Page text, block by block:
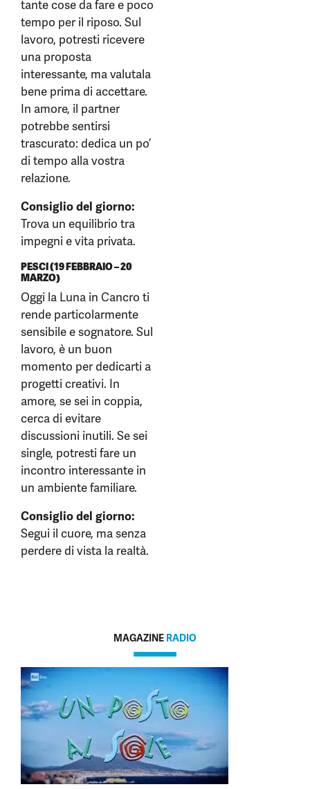
tante cose da fare e poco
tempo per il riposo. Sul
lavoro, potresti ricevere
una proposta
interessante, ma valutala
bene prima di accettare.
In amore, il partner
potrebbe sentirsi
trascurato: dedica un po’
di tempo alla vostra
relazione.
Consiglio del giorno:
Trova un equilibrio tra
impegni e vita privata.
PESCI (19 FEBBRAIO – 20
MARZO)
Oggi la Luna in Cancro ti
rende particolarmente
sensibile e sognatore. Sul
lavoro, è un buon
momento per dedicarti a
progetti creativi. In
amore, se sei in coppia,
cerca di evitare
discussioni inutili. Se sei
single, potresti fare un
incontro interessante in
un ambiente familiare.
Consiglio del giorno:
Segui il cuore, ma senza
perdere di vista la realtà.
MAGAZINE RADIO